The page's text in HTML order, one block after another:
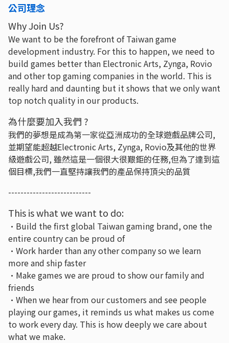
公司理念
Why Join Us?
We want to be the forefront of Taiwan game
development industry. For this to happen, we need to
build games better than Electronic Arts, Zynga, Rovio
and other top gaming companies in the world. This is
really hard and daunting but it shows that we only want
top notch quality in our products.
為什麼要加入我們 ?
我們的夢想是成為第一家從亞洲成功的全球遊戲品牌公司,
並期望能超越Electronic Arts, Zynga, Rovio及其他的世界
級遊戲公司, 雖然這是一個很大很艱鉅的任務,但為了達到這
個目標,我們一直堅持讓我們的產品保持頂尖的品質
---------------------------
This is what we want to do:
•Build the first global Taiwan gaming brand, one the
entire country can be proud of
•Work harder than any other company so we learn
more and ship faster
•Make games we are proud to show our family and
friends
•When we hear from our customers and see people
playing our games, it reminds us what makes us come
to work every day. This is how deeply we care about
what we make.